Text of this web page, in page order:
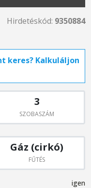
Hirdetéskód: 9350884
keres? Kalkuláljon
3
SZOBASZÁM
Gáz (cirkó)
FŰTÉS
igen